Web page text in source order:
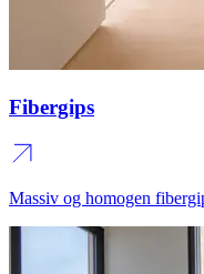
Fibergips
Massiv og homogen